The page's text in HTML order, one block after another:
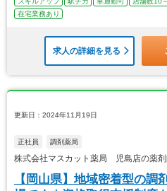
在宅業務あり
求人の詳細を見る
更新日：2024年11月19日
正社員 調剤薬局
株式会社マスカット薬局 児島店の薬剤
【岡山県】地域密着型の調